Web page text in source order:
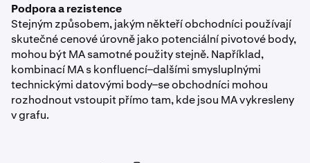
Podpora a rezistence
Stejným způsobem, jakým někteří obchodníci používají
skutečné cenové úrovně jako potenciální pivotové body,
mohou být MA samotné použity stejně. Například,
kombinací MA s konfluencí–dalšími smysluplnými
technickými datovými body–se obchodníci mohou
rozhodnout vstoupit přímo tam, kde jsou MA vykresleny
v grafu.